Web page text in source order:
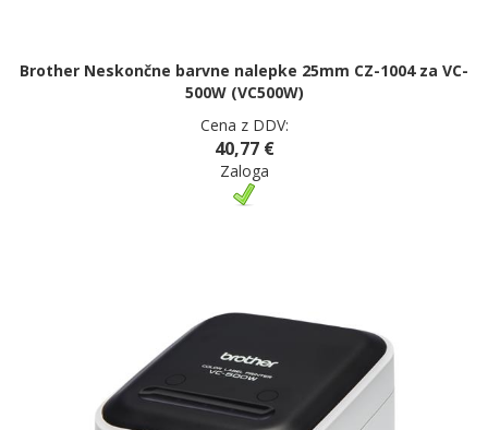
Brother Neskončne barvne nalepke 25mm CZ-1004 za VC-
500W (VC500W)
Cena z DDV:
40,77 €
Zaloga